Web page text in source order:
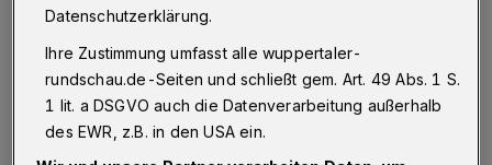
„Ich glaube, das hat allen guten getan. Wir
haben jetzt einen gemeinsamen Nenner“, sagt
Datenschutzerklärung.
Ihre Zustimmung umfasst alle wuppertaler-
rundschau.de-Seiten und schließt gem. Art. 49 Abs. 1 S.
1 lit. a DSGVO auch die Datenverarbeitung außerhalb
des EWR, z.B. in den USA ein.